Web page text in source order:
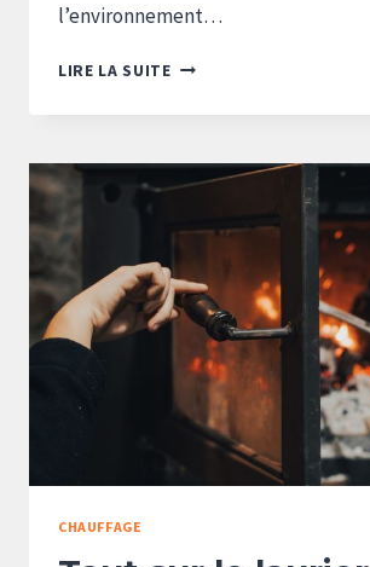
l’environnement…
LIRE LA SUITEEUROMAC
SONT
LES
INCONVÉNIENTS
À
CONNAÎTRE
?
CHAUFFAGE